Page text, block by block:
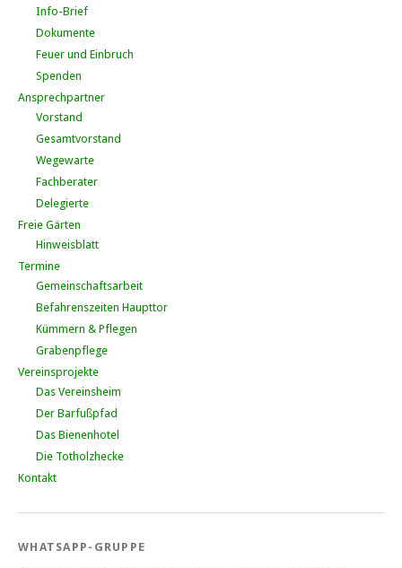
Info-Brief
Dokumente
Feuer und Einbruch
Spenden
Ansprechpartner
Vorstand
Gesamtvorstand
Wegewarte
Fachberater
Delegierte
Freie Gärten
Hinweisblatt
Termine
Gemeinschaftsarbeit
Befahrenszeiten Haupttor
Kümmern & Pflegen
Grabenpflege
Vereinsprojekte
Das Vereinsheim
Der Barfußpfad
Das Bienenhotel
Die Totholzhecke
Kontakt
WHATSAPP-GRUPPE